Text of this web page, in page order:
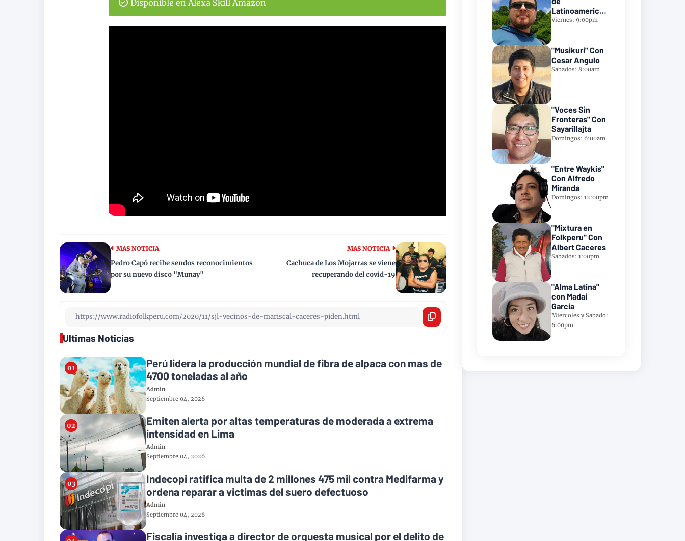
Disponible en Alexa Skill Amazon
MAS NOTICIA
Cachuca de Los Mojarras se viene
recuperando del covid-19
MAS NOTICIA
Pedro Capó recibe sendos reconocimientos
por su nuevo disco "Munay"
Ultimas Noticias
Perú lidera la producción mundial de fibra de alpaca con mas de
4700 toneladas al año
Admin
Septiembre 04, 2026
Emiten alerta por altas temperaturas de moderada a extrema
intensidad en Lima
Admin
Septiembre 04, 2026
Indecopi ratifica multa de 2 millones 475 mil contra Medifarma y
ordena reparar a victimas del suero defectuoso
Admin
Septiembre 04, 2026
Fiscalía investiga a director de orquesta musical por el delito de
Latinoamerica"
Con Frank
Viernes: 9:00pm
"Musikuri" Con
Cesar Angulo
Sabados: 8:00am
"Voces Sin
Fronteras" Con
Sayarillajta
Domingos: 6:00am
"Entre Waykis"
Con Alfredo
Miranda
Domingos: 12:00pm
"Mixtura en
Folkperu" Con
Albert Caceres
Sabados: 1:00pm
"Alma Latina"
con Madai
Garcia
Miercoles y Sabado:
6:00pm